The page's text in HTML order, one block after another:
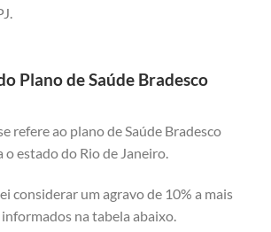
Plano de Saúde Bradesco
refere ao plano de Saúde Bradesco
o estado do Rio de Janeiro.
considerar um agravo de 10% a mais
na tabela abaixo.